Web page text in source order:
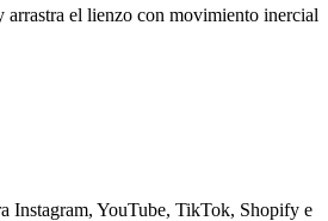
arrastra el lienzo con movimiento inercial
Instagram, YouTube, TikTok, Shopify e